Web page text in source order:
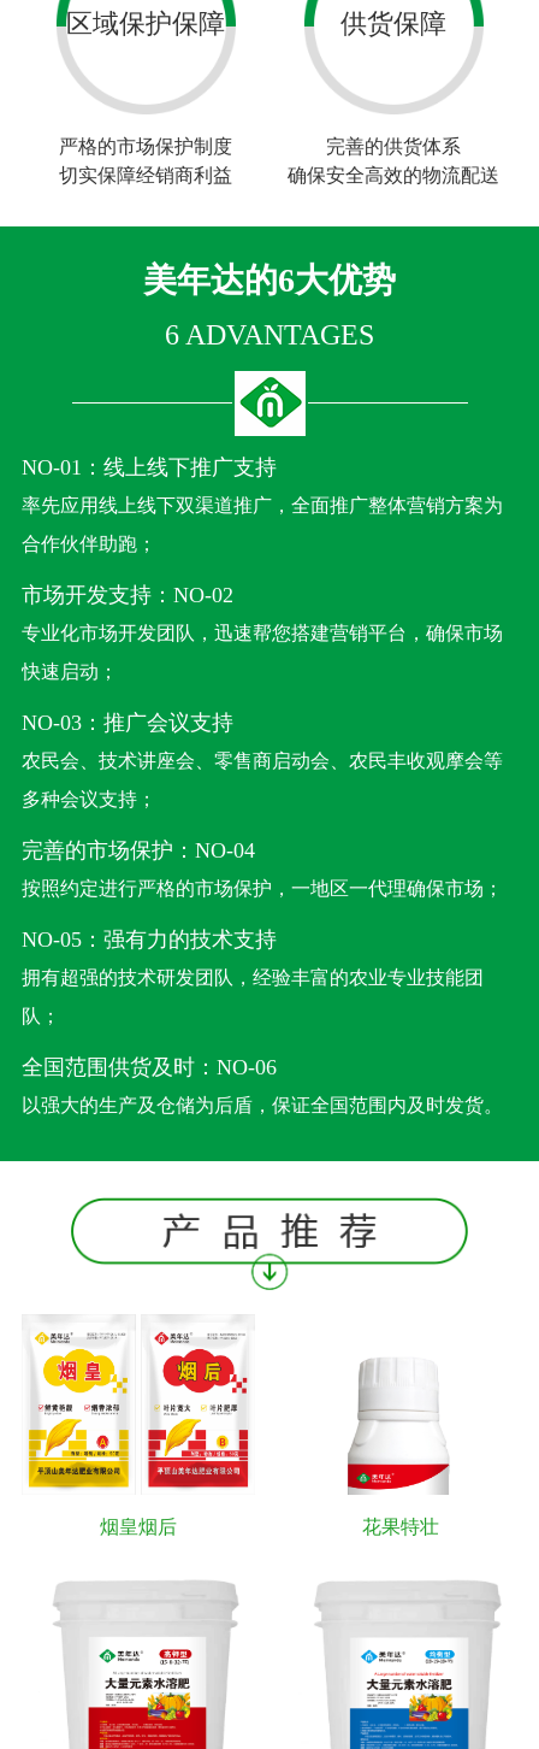
区域保护保障
严格的市场保护制度
切实保障经销商利益
供货保障
完善的供货体系
确保安全高效的物流配送
美年达的6大优势
6 ADVANTAGES
NO-01：线上线下推广支持
率先应用线上线下双渠道推广，全面推广整体营销方案为
合作伙伴助跑；
市场开发支持：NO-02
专业化市场开发团队，迅速帮您搭建营销平台，确保市场
快速启动；
NO-03：推广会议支持
农民会、技术讲座会、零售商启动会、农民丰收观摩会等
多种会议支持；
完善的市场保护：NO-04
按照约定进行严格的市场保护，一地区一代理确保市场；
NO-05：强有力的技术支持
拥有超强的技术研发团队，经验丰富的农业专业技能团
队；
全国范围供货及时：NO-06
以强大的生产及仓储为后盾，保证全国范围内及时发货。
烟皇烟后 花果特壮